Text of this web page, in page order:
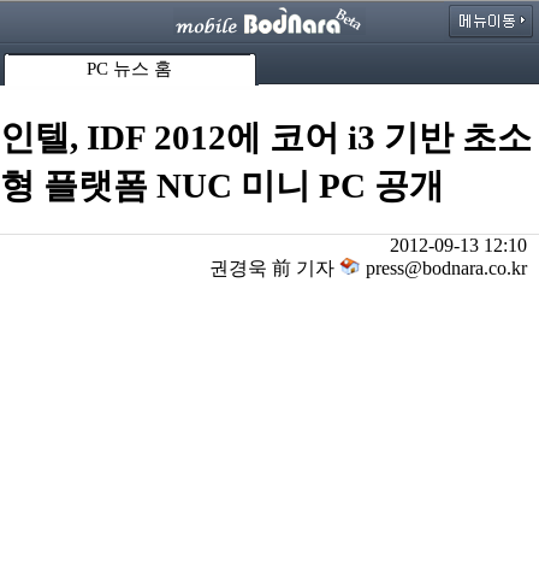
PC 뉴스 홈
인텔, IDF 2012에 코어 i3 기반 초소
형 플랫폼 NUC 미니 PC 공개
2012-09-13 12:10
권경욱 前 기자
press@bodnara.co.kr